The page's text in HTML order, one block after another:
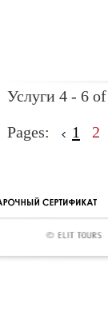
Услуги 4 - 6
Pages: 1 2